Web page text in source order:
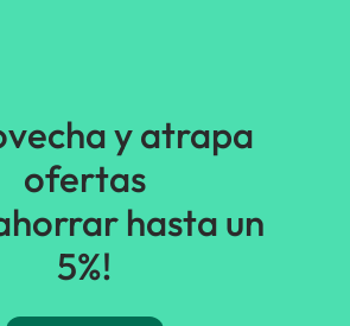
y atrapa
ofertas
hasta un
5%!